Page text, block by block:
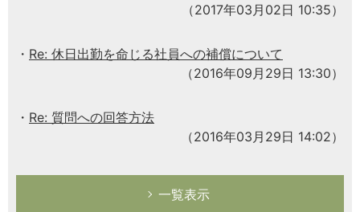
（2017年03月02日 10:35）
Re: 休日出勤を命じる社員への補償について
（2016年09月29日 13:30）
Re: 質問への回答方法
（2016年03月29日 14:02）
一覧表示